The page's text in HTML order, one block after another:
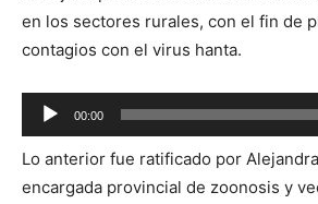
en los sectores rurales, con el fin de
contagios con el virus hanta.
Reproductor
de
audio
00:00
Lo anterior fue ratificado por
encargada provincial de zoonosis y